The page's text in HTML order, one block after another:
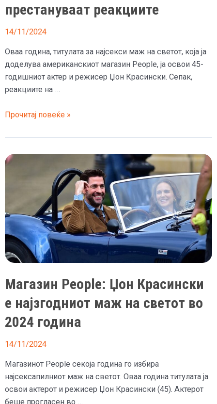
престануваат реакциите
14/11/2024
Оваа година, титулата за најсекси маж на светот, која ја
доделува американскиот магазин People, ја освои 45-
годишниот актер и режисер Џон Красински. Сепак,
реакциите на …
Луѓето
од
изборот
за
најзгодниот
престануваат
реакциите
Прочитај повеќе »
Магазин People: Џон Красински
е најзгодниот маж на светот во
2024 година
14/11/2024
Магазинот People секоја година го избира
најсексапилниот маж на светот. Оваа година титулата ја
освои актерот и режисер Џон Красински (45). Актерот
беше прогласен во …